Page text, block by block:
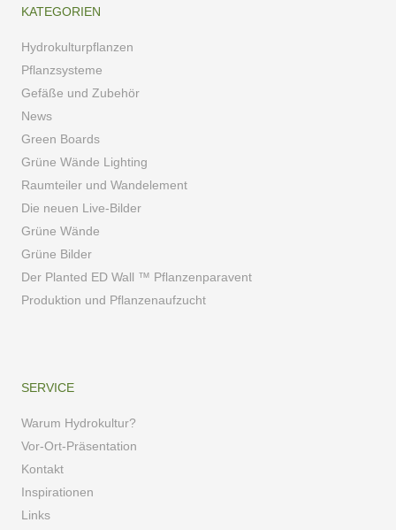
KATEGORIEN
Hydrokulturpflanzen
Pflanzsysteme
Gefäße und Zubehör
News
Green Boards
Grüne Wände Lighting
Raumteiler und Wandelement
Die neuen Live-Bilder
Grüne Wände
Grüne Bilder
Der Planted ED Wall ™ Pflanzenparavent
Produktion und Pflanzenaufzucht
SERVICE
Warum Hydrokultur?
Vor-Ort-Präsentation
Kontakt
Inspirationen
Links